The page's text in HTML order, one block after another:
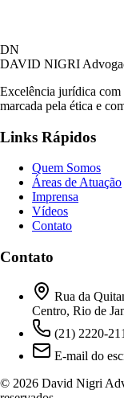
DN
DAVID NIGRI
Excelência jurídica com
marcada pela ética e
Links Rápidos
Quem Somos
Áreas de Atuação
Imprensa
Vídeos
Contato
Contato
Rua da
Centro, Rio de
(21) 2220-
E-mail do
© 2026 David Nigri
Online agora
Para que
como deseja
Prefiro ser